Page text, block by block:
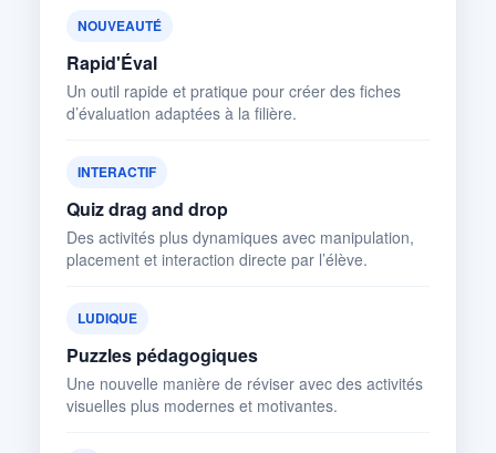
NOUVEAUTÉ
Rapid'Éval
Un outil rapide et pratique pour créer des fiches
d’évaluation adaptées à la filière.
INTERACTIF
Quiz drag and drop
Des activités plus dynamiques avec manipulation,
placement et interaction directe par l’élève.
LUDIQUE
Puzzles pédagogiques
Une nouvelle manière de réviser avec des activités
visuelles plus modernes et motivantes.